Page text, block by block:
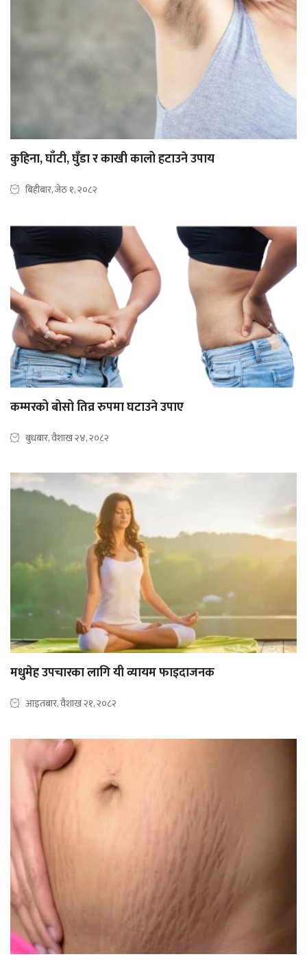
कुहिना, घाँटी, घुँडा र काखी कालो हटाउने उपाय
बिहीबार, जेठ १, २०८२
कम्मरको बोसो तिव्र रुपमा घटाउने उपाए
बुधबार, वैशाख २४, २०८२
मधुमेह उपचारका लागि यी व्यायम फाइदाजनक
आइतबार, वैशाख २१, २०८२